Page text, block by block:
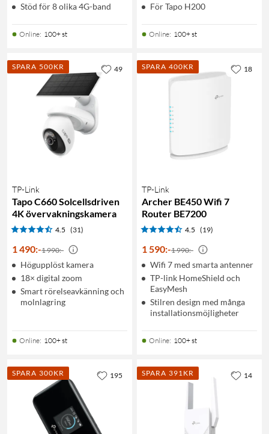
Stöd för 8 olika 4G-band
Online: 100+ st
För Tapo H200
Online: 100+ st
SPARA 500KR
TP-Link
Tapo C660 Solcellsdriven
4K övervakningskamera
4.5 (31)
1 490:-1 990:-
Högupplöst kamera
18× digital zoom
Smart rörelseavkänning och
molnlagring
Online: 100+ st
49 SPARA 400KR
TP-Link
Archer BE450 Wifi 7
Router BE7200
4.5 (19)
1 590:-1 990:-
Wifi 7 med smarta antenner
TP-link HomeShield och
EasyMesh
Stilren design med många
installationsmöjligheter
Online: 100+ st
18
SPARA 300KR 195 SPARA 391KR 14